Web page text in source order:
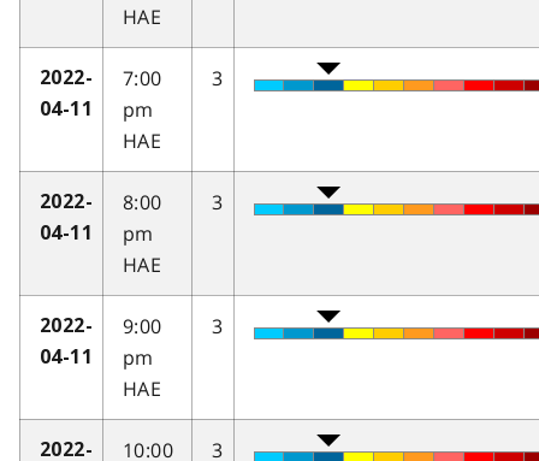
HAE
2022-
04-11
7:00
pm
HAE
3
2022-
04-11
8:00
pm
HAE
3
2022-
04-11
9:00
pm
HAE
3
2022- 10:00 3